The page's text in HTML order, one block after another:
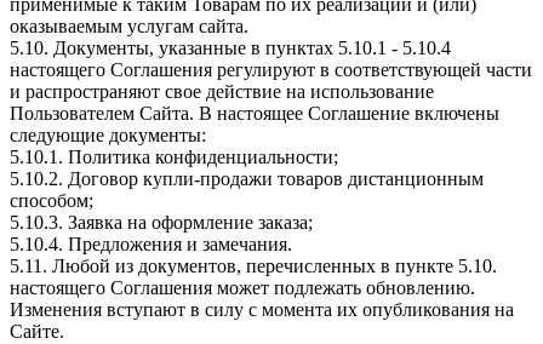
применимые к таким Товарам по их реализации и (или)
оказываемым услугам сайта.
5.10. Документы, указанные в пунктах 5.10.1 - 5.10.4
настоящего Соглашения регулируют в соответствующей части
и распространяют свое действие на использование
Пользователем Сайта. В настоящее Соглашение включены
следующие документы:
5.10.1. Политика конфиденциальности;
5.10.2. Договор купли-продажи товаров дистанционным
способом;
5.10.3. Заявка на оформление заказа;
5.10.4. Предложения и замечания.
5.11. Любой из документов, перечисленных в пункте 5.10.
настоящего Соглашения может подлежать обновлению.
Изменения вступают в силу с момента их опубликования на
Сайте.